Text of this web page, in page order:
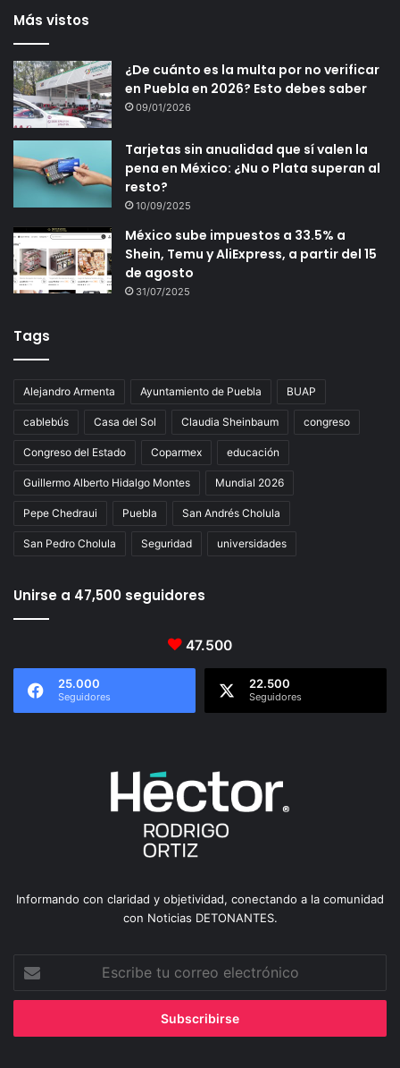
Más vistos
¿De cuánto es la multa por no verificar
en Puebla en 2026? Esto debes saber
09/01/2026
Tarjetas sin anualidad que sí valen la
pena en México: ¿Nu o Plata superan al
resto?
10/09/2025
México sube impuestos a 33.5% a
Shein, Temu y AliExpress, a partir del 15
de agosto
31/07/2025
Tags
Alejandro Armenta Ayuntamiento de Puebla BUAP
cablebús Casa del Sol Claudia Sheinbaum congreso
Congreso del Estado Coparmex educación
Guillermo Alberto Hidalgo Montes Mundial 2026
Pepe Chedraui Puebla San Andrés Cholula
San Pedro Cholula Seguridad universidades
Unirse a 47,500 seguidores
47.500
25.000
Seguidores
22.500
Seguidores
Informando con claridad y objetividad, conectando a la comunidad
con Noticias DETONANTES.
correo